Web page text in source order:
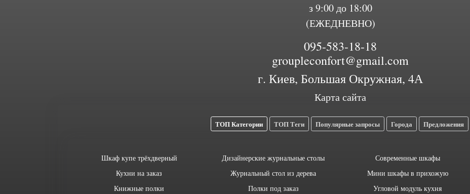
з 9:00 до 18:00
(ЕЖЕДНЕВНО)
095-583-18-18
groupleconfort@gmail.com
г. Киев, Большая Окружная, 4А
Карта сайта
ТОП Категории ТОП Теги Популярные запросы Города Предложения
Шкаф купе трёхдверный
Кухни на заказ
Книжные полки
Дизайнерские журнальные столы
Журнальный стол из дерева
Полки под заказ
Современные шкафы
Мини шкафы в прихожую
Угловой модуль кухня